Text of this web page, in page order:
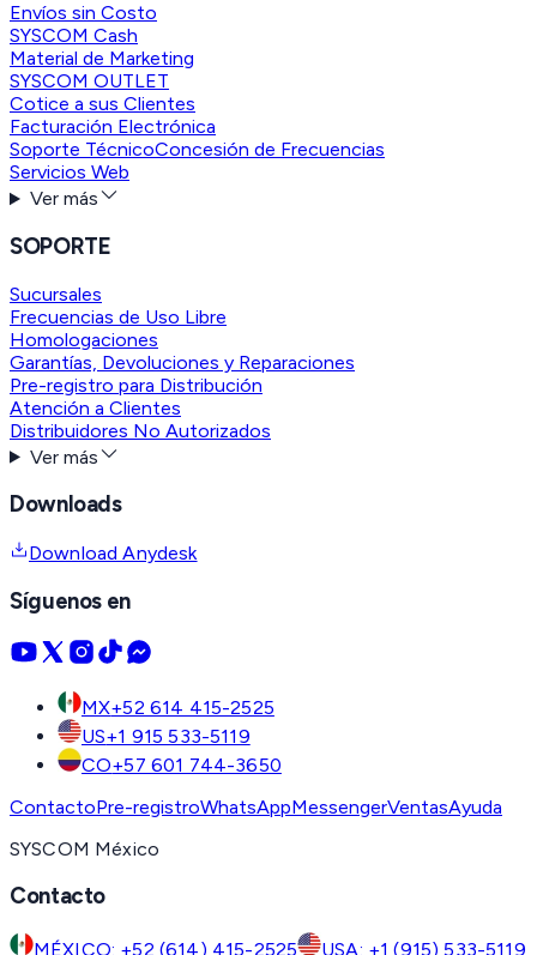
Envíos sin Costo
SYSCOM Cash
Material de Marketing
SYSCOM OUTLET
Cotice a sus Clientes
Facturación Electrónica
Soporte TécnicoConcesión de Frecuencias
Servicios Web
Ver más
SOPORTE
Sucursales
Frecuencias de Uso Libre
Homologaciones
Garantías, Devoluciones y Reparaciones
Pre-registro para Distribución
Atención a Clientes
Distribuidores No Autorizados
Ver más
Downloads
Download Anydesk
Síguenos en
MX+52 614 415-2525
US+1 915 533-5119
CO+57 601 744-3650
ContactoPre-registroWhatsAppMessengerVentasAyuda
SYSCOM México
Contacto
MÉXICO: +52 (614) 415-2525 USA: +1 (915) 533-5119